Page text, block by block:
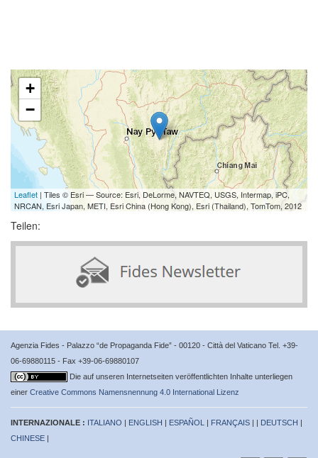
+
−
Leaflet | Tiles © Esri — Source: Esri, DeLorme, NAVTEQ, USGS, Intermap, iPC,
NRCAN, Esri Japan, METI, Esri China (Hong Kong), Esri (Thailand), TomTom, 2012
Teilen:
Agenzia Fides - Palazzo “de Propaganda Fide” - 00120 - Città del Vaticano Tel. +39-
06-69880115 - Fax +39-06-69880107
Die auf unseren Internetseiten veröffentlichten Inhalte unterliegen
einer Creative Commons Namensnennung 4.0 International Lizenz
INTERNAZIONALE : ITALIANO | ENGLISH | ESPAÑOL | FRANÇAIS | | DEUTSCH |
CHINESE |